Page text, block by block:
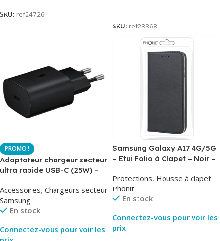
SKU: ref24726
SKU: ref23368
Adaptateur chargeur secteur
ultra rapide USB-C (25W) –
TA800
Accessoires, Chargeurs secteur
Samsung
En stock
Connectez-vous pour voir les
Samsung Galaxy A17 4G/5G
– Etui Folio à Clapet – Noir –
Protections, Housse à clapet
Phonit
En stock
Connectez-vous pour voir les
prix